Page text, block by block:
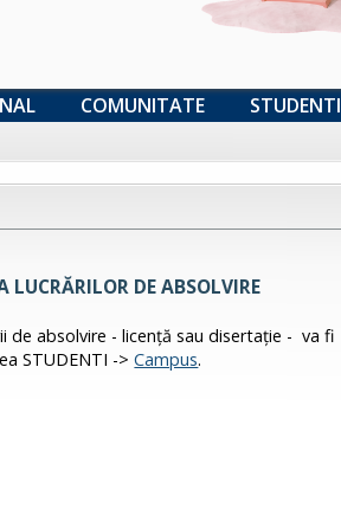
COMUNITATE STUDENTI
LUCRĂRILOR DE ABSOLVIRE
de absolvire - licență sau disertație - va fi
STUDENTI ->Campus.